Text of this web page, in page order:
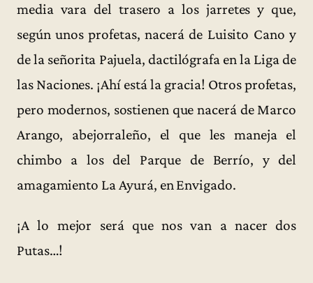
media vara del trasero a los jarretes y que,
según unos profetas, nacerá de Luisito Cano y
de la señorita Pajuela, dactilógrafa en la Liga de
las Naciones. ¡Ahí está la gracia! Otros profetas,
pero modernos, sostienen que nacerá de Marco
Arango, abejorraleño, el que les maneja el
chimbo a los del Parque de Berrío, y del
amagamiento La Ayurá, en Envigado.
¡A lo mejor será que nos van a nacer dos
Putas…!